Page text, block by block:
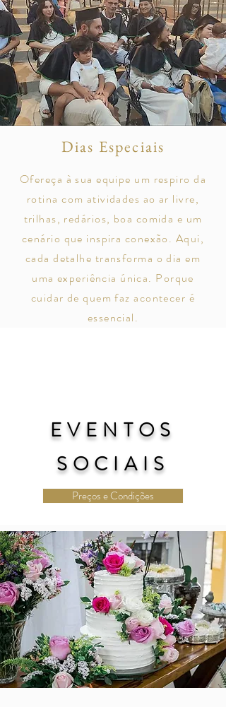
Dias Especiais
Ofereça à sua equipe um respiro da
rotina com atividades ao ar livre,
trilhas, redários, boa comida e um
cenário que inspira conexão. Aqui,
cada detalhe transforma o dia em
uma experiência única. Porque
cuidar de quem faz acontecer é
essencial.
EVENTOS
SOCIAIS
Preços e Condições